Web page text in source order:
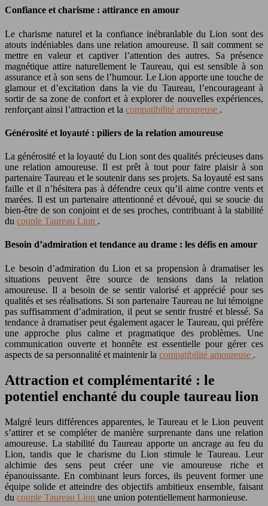
Confiance et charisme : attirance en amour
Le charisme naturel et la confiance inébranlable du Lion sont des
atouts indéniables dans une relation amoureuse. Il sait comment se
mettre en valeur et captiver l’attention des autres. Sa présence
magnétique attire naturellement le Taureau, qui est sensible à son
assurance et à son sens de l’humour. Le Lion apporte une touche de
glamour et d’excitation dans la vie du Taureau, l’encourageant à
sortir de sa zone de confort et à explorer de nouvelles expériences,
renforçant ainsi l’attraction et la compatibilité amoureuse .
Générosité et loyauté : piliers de la relation amoureuse
La générosité et la loyauté du Lion sont des qualités précieuses dans
une relation amoureuse. Il est prêt à tout pour faire plaisir à son
partenaire Taureau et le soutenir dans ses projets. Sa loyauté est sans
faille et il n’hésitera pas à défendre ceux qu’il aime contre vents et
marées. Il est un partenaire attentionné et dévoué, qui se soucie du
bien-être de son conjoint et de ses proches, contribuant à la stabilité
du couple Taureau Lion .
Besoin d’admiration et tendance au drame : les défis en amour
Le besoin d’admiration du Lion et sa propension à dramatiser les
situations peuvent être source de tensions dans la relation
amoureuse. Il a besoin de se sentir valorisé et apprécié pour ses
qualités et ses réalisations. Si son partenaire Taureau ne lui témoigne
pas suffisamment d’admiration, il peut se sentir frustré et blessé. Sa
tendance à dramatiser peut également agacer le Taureau, qui préfère
une approche plus calme et pragmatique des problèmes. Une
communication ouverte et honnête est essentielle pour gérer ces
aspects de sa personnalité et maintenir la compatibilité amoureuse .
Attraction et complémentarité : le
potentiel enchanté du couple taureau lion
Malgré leurs différences apparentes, le Taureau et le Lion peuvent
s’attirer et se compléter de manière surprenante dans une relation
amoureuse. La stabilité du Taureau apporte un ancrage au feu du
Lion, tandis que le charisme du Lion stimule le Taureau. Leur
alchimie des sens peut créer une vie amoureuse riche et
épanouissante. En combinant leurs forces, ils peuvent former une
équipe solide et atteindre des objectifs ambitieux ensemble, faisant
du couple Taureau Lion une union potentiellement harmonieuse.